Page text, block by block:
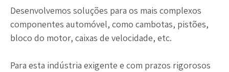
Desenvolvemos soluções para os mais complexos
componentes automóvel, como cambotas, pistões,
bloco do motor, caixas de velocidade, etc.
Para esta indústria exigente e com prazos rigorosos